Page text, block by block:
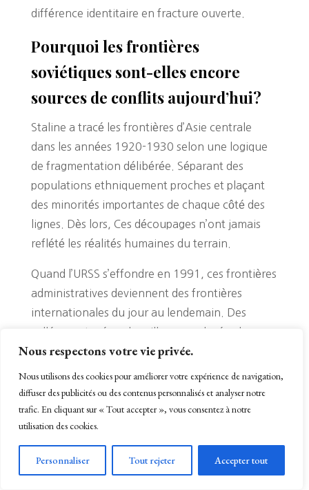
Nous respectons votre vie privée.
Nous utilisons des cookies pour améliorer votre expérience de navigation,
diffuser des publicités ou des contenus personnalisés et analyser notre
trafic. En cliquant sur « Tout accepter », vous consentez à notre
utilisation des cookies.
Personnaliser Tout rejeter Accepter tout
différence identitaire en fracture ouverte.
Pourquoi les frontières
soviétiques sont-elles encore
sources de conflits aujourd’hui?
Staline a tracé les frontières d’Asie centrale
dans les années 1920-1930 selon une logique
de fragmentation délibérée. Séparant des
populations ethniquement proches et plaçant
des minorités importantes de chaque côté des
lignes. Dès lors, Ces découpages n’ont jamais
reflété les réalités humaines du terrain.
Quand l’URSS s’effondre en 1991, ces frontières
administratives deviennent des frontières
internationales du jour au lendemain. Des
vallées partagées, des villages enclavés, des
sources d’eau communes: autant de points de
friction qui subsistent aujourd’hui. Cependant,
Notamment dans la vallée de Fergana entre le
Kirghizistan, l’Ouzbékistan et le Tadjikistan.
Quelle est la différence entre un
Kazakhstanais et un Kazakh?